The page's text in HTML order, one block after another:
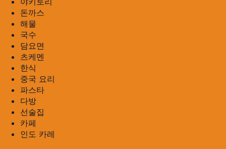
돈까스
해물
국수
담요면
츠케멘
한식
중국 요리
파스타
다방
선술집
카페
인도 카레